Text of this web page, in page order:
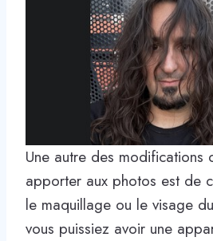
Une autre des modifications
apporter aux photos est de
le maquillage ou le visage
vous puissiez avoir une